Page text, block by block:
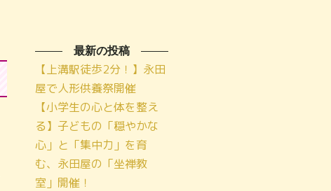
最新の投稿
【上溝駅徒歩2分！】永田
屋で人形供養祭開催
【小学生の心と体を整え
る】子どもの「穏やかな
心」と「集中力」を育
む、永田屋の「坐禅教
室」開催！